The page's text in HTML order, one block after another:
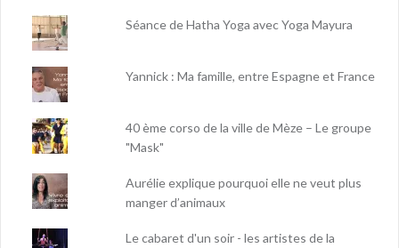
Séance de Hatha Yoga avec Yoga Mayura
Yannick : Ma famille, entre Espagne et France
40 ème corso de la ville de Mèze – Le groupe
"Mask"
Aurélie explique pourquoi elle ne veut plus
manger d’animaux
Le cabaret d'un soir - les artistes de la